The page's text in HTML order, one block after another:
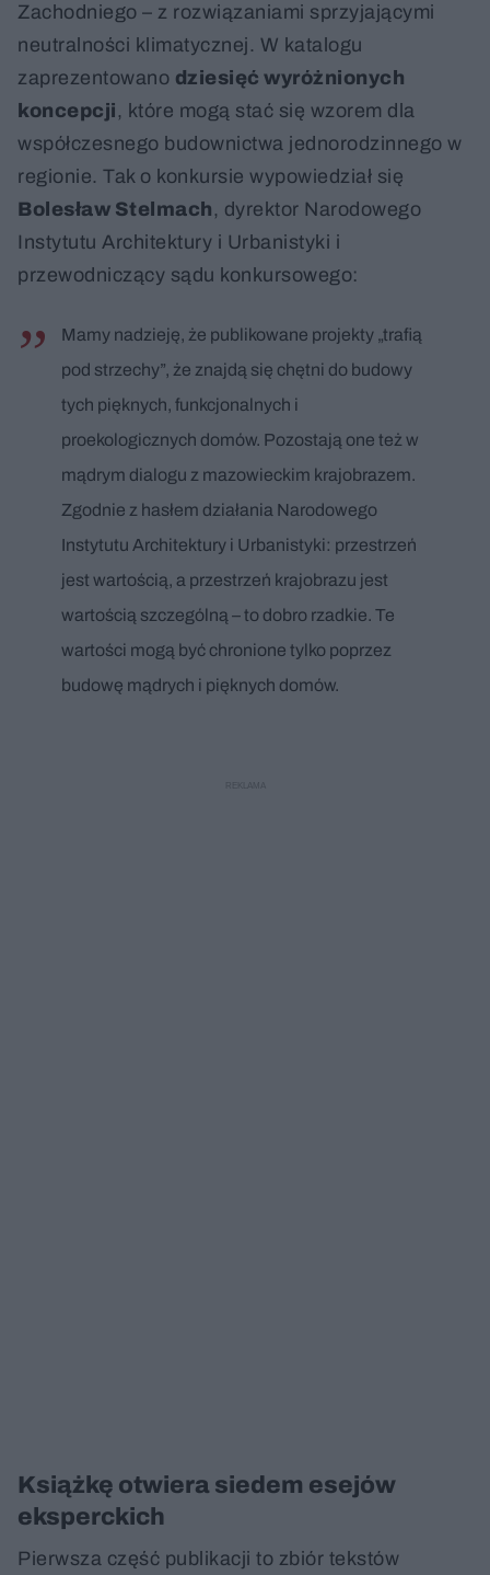
Zachodniego – z rozwiązaniami sprzyjającymi
neutralności klimatycznej. W katalogu
zaprezentowano dziesięć wyróżnionych
koncepcji , które mogą stać się wzorem dla
współczesnego budownictwa jednorodzinnego w
regionie. Tak o konkursie wypowiedział się
Bolesław Stelmach , dyrektor Narodowego
Instytutu Architektury i Urbanistyki i
przewodniczący sądu konkursowego:
Mamy nadzieję, że publikowane projekty „trafią
pod strzechy”, że znajdą się chętni do budowy
tych pięknych, funkcjonalnych i
proekologicznych domów. Pozostają one też w
mądrym dialogu z mazowieckim krajobrazem.
Zgodnie z hasłem działania Narodowego
Instytutu Architektury i Urbanistyki: przestrzeń
jest wartością, a przestrzeń krajobrazu jest
wartością szczególną – to dobro rzadkie. Te
wartości mogą być chronione tylko poprzez
budowę mądrych i pięknych domów.
Książkę otwiera siedem esejów
eksperckich
Pierwsza część publikacji to zbiór tekstów